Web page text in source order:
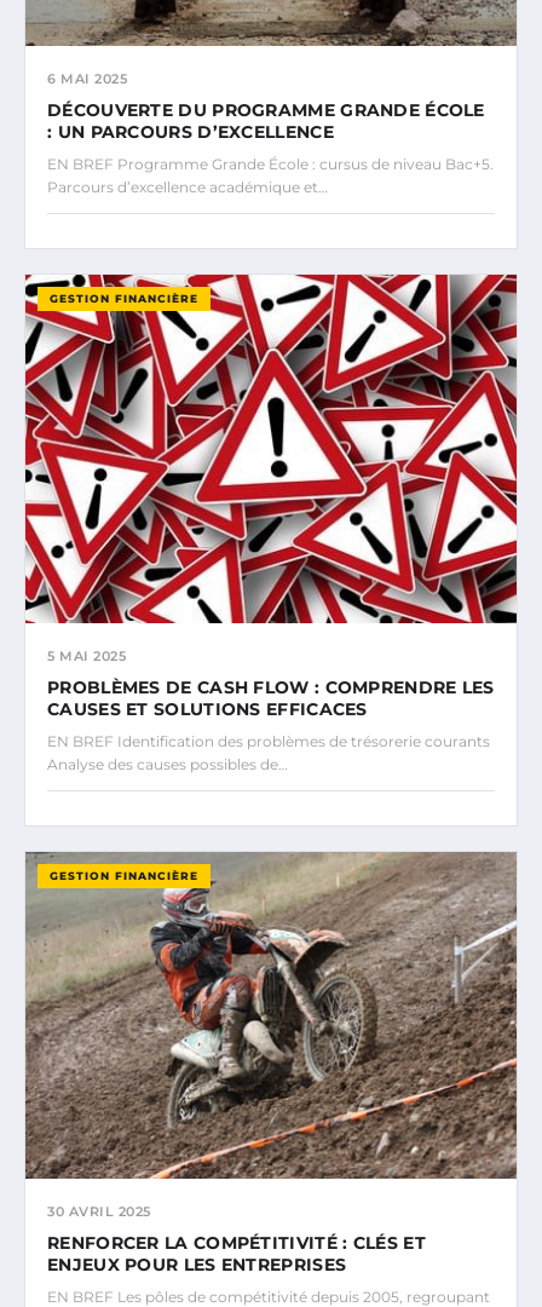
6 MAI 2025
DÉCOUVERTE DU PROGRAMME GRANDE ÉCOLE
: UN PARCOURS D’EXCELLENCE
EN BREF Programme Grande École : cursus de niveau Bac+5.
Parcours d’excellence académique et…
GESTION FINANCIÈRE
5 MAI 2025
PROBLÈMES DE CASH FLOW : COMPRENDRE LES
CAUSES ET SOLUTIONS EFFICACES
EN BREF Identification des problèmes de trésorerie courants
Analyse des causes possibles de…
GESTION FINANCIÈRE
30 AVRIL 2025
RENFORCER LA COMPÉTITIVITÉ : CLÉS ET
ENJEUX POUR LES ENTREPRISES
EN BREF Les pôles de compétitivité depuis 2005, regroupant